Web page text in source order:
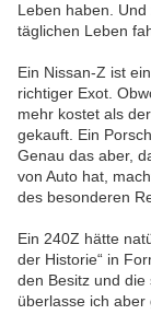
Leben haben.
täglichen Leben
Ein Nissan-Z ist
richtiger Exot.
mehr kostet als
gekauft. Ein
Genau das aber,
von Auto hat,
des besonderen
Ein 240Z hätte
der Historie“ in
den Besitz und
überlasse ich aber